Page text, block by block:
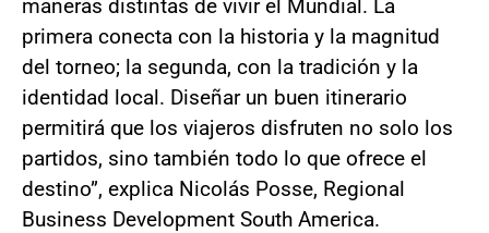
maneras distintas de vivir el Mundial. La
primera conecta con la historia y la magnitud
del torneo; la segunda, con la tradición y la
identidad local. Diseñar un buen itinerario
permitirá que los viajeros disfruten no solo los
partidos, sino también todo lo que ofrece el
destino”, explica Nicolás Posse, Regional
Business Development South America.